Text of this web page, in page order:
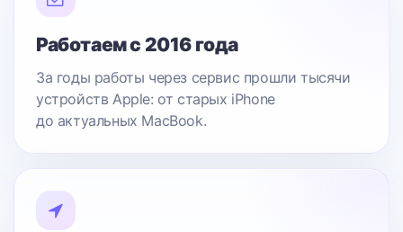
Работаем с 2016 года
За годы работы через сервис прошли тысячи
устройств Apple: от старых iPhone
до актуальных MacBook.